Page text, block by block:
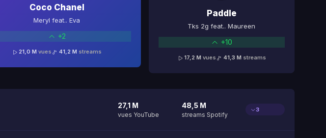
Coco Chanel
Meryl feat.. Eva
+2
21,0 Mvues 41,2 M streams
Paddle
Tks 2g feat.. Maureen
+10
17,2 M vues 41,3 M streams
27,1 M
vues YouTube
48,5 M
streams Spotify
3